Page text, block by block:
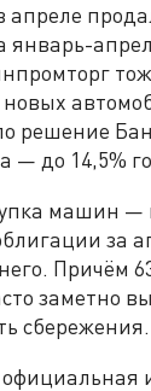
январь-
решение
— до 14,5%
машин
за
Причём
сбережения.